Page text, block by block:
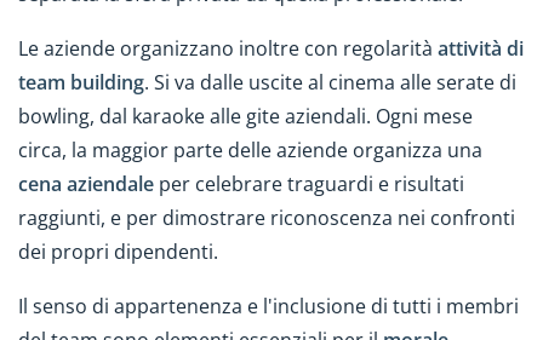
Le aziende organizzano inoltre con regolarità attività di
team building. Si va dalle uscite al cinema alle serate di
bowling, dal karaoke alle gite aziendali. Ogni mese
circa, la maggior parte delle aziende organizza una
cena aziendale per celebrare traguardi e risultati
raggiunti, e per dimostrare riconoscenza nei confronti
dei propri dipendenti.
Il senso di appartenenza e l'inclusione di tutti i membri